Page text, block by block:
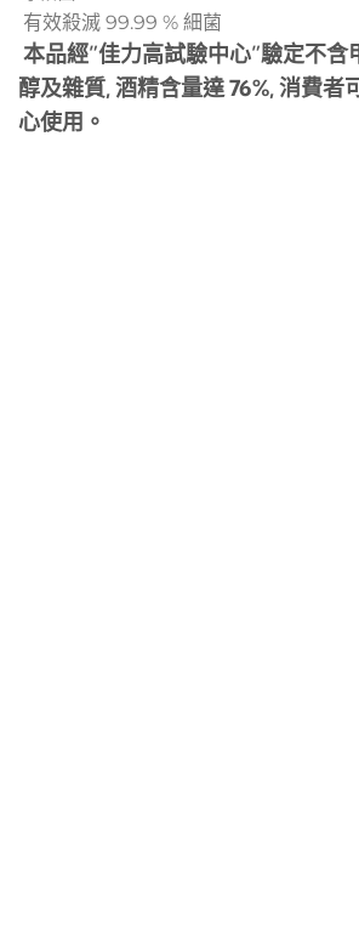
有效殺滅 99.99 % 細菌
本品經”佳力高試驗中心”驗定不含
醇及雜質, 酒精含量達 76%, 消費者
心使用。